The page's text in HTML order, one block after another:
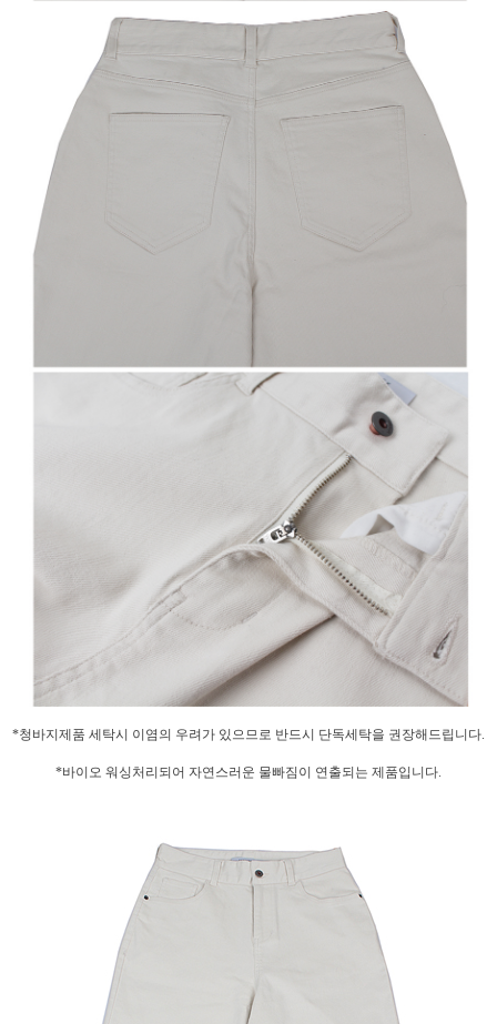
*청바지제품 세탁시 이염의 우려가 있으므로 반드시 단독세탁을 권장해드립니다.
*바이오 워싱처리되어 자연스러운 물빠짐이 연출되는 제품입니다.